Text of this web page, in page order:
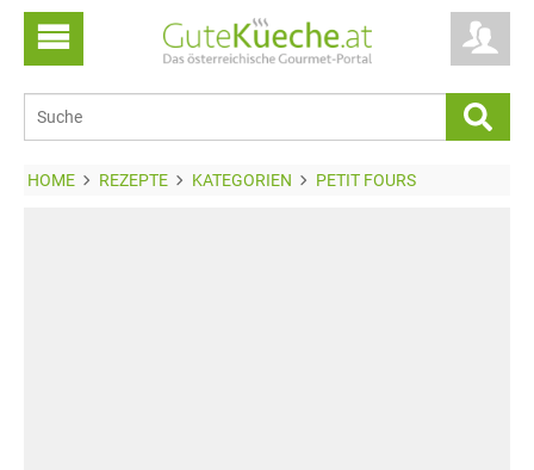
HOME REZEPTE KATEGORIEN PETIT FOURS